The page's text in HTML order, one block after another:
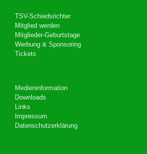
TSV-Schiedsrichter
Mitglied werden
Mitglieder-Geburtstage
Werbung & Sponsoring
Tickets
Medieninformation
Downloads
Links
Impressum
Datenschutzerklärung